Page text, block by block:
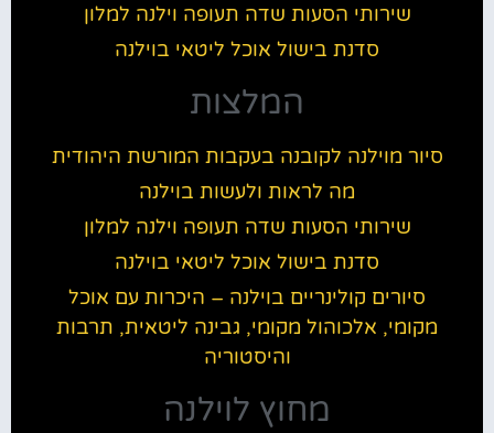
שירותי הסעות שדה תעופה וילנה למלון
סדנת בישול אוכל ליטאי בוילנה
המלצות
סיור מוילנה לקובנה בעקבות המורשת היהודית
מה לראות ולעשות בוילנה
שירותי הסעות שדה תעופה וילנה למלון
סדנת בישול אוכל ליטאי בוילנה
סיורים קולינריים בוילנה – היכרות עם אוכל
מקומי, אלכוהול מקומי, גבינה ליטאית, תרבות
והיסטוריה
מחוץ לוילנה